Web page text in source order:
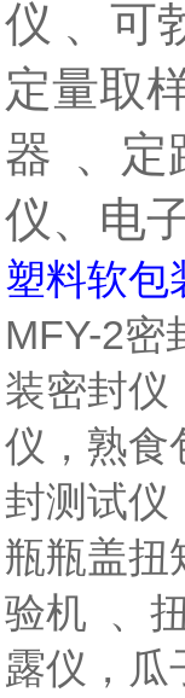
仪 、可
定量取
器 、定
仪、电
塑料软包
MFY-2密
装密封仪
仪，熟食
封测试仪
瓶瓶盖扭
验机 、
露仪，瓜